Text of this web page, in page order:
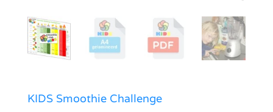
KIDS Smoothie Challenge